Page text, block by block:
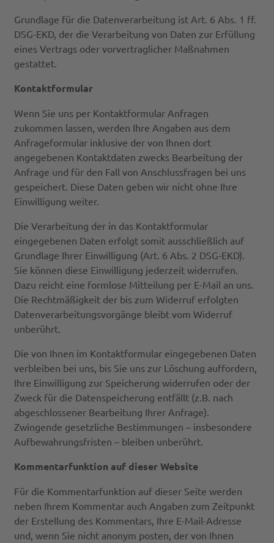
Grundlage für die Datenverarbeitung ist Art. 6 Abs. 1 ff.
DSG-EKD, der die Verarbeitung von Daten zur Erfüllung
eines Vertrags oder vorvertraglicher Maßnahmen
gestattet.
Kontaktformular
Wenn Sie uns per Kontaktformular Anfragen
zukommen lassen, werden Ihre Angaben aus dem
Anfrageformular inklusive der von Ihnen dort
angegebenen Kontaktdaten zwecks Bearbeitung der
Anfrage und für den Fall von Anschlussfragen bei uns
gespeichert. Diese Daten geben wir nicht ohne Ihre
Einwilligung weiter.
Die Verarbeitung der in das Kontaktformular
eingegebenen Daten erfolgt somit ausschließlich auf
Grundlage Ihrer Einwilligung (Art. 6 Abs. 2 DSG-EKD).
Sie können diese Einwilligung jederzeit widerrufen.
Dazu reicht eine formlose Mitteilung per E-Mail an uns.
Die Rechtmäßigkeit der bis zum Widerruf erfolgten
Datenverarbeitungsvorgänge bleibt vom Widerruf
unberührt.
Die von Ihnen im Kontaktformular eingegebenen Daten
verbleiben bei uns, bis Sie uns zur Löschung auffordern,
Ihre Einwilligung zur Speicherung widerrufen oder der
Zweck für die Datenspeicherung entfällt (z.B. nach
abgeschlossener Bearbeitung Ihrer Anfrage).
Zwingende gesetzliche Bestimmungen – insbesondere
Aufbewahrungsfristen – bleiben unberührt.
Kommentarfunktion auf dieser Website
Für die Kommentarfunktion auf dieser Seite werden
neben Ihrem Kommentar auch Angaben zum Zeitpunkt
der Erstellung des Kommentars, Ihre E-Mail-Adresse
und, wenn Sie nicht anonym posten, der von Ihnen